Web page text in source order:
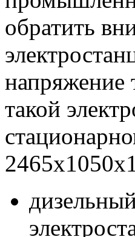
обратить
напряжение
такой